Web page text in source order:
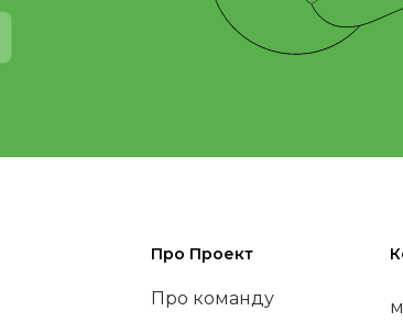
Про Проект
Про команду